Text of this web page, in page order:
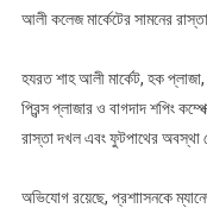
আলী কলেজ মার্কেটের সামনের
হযরত শাহ আলী মার্কেট, হক প্লাজা,
প্রিন্স প্লাজার ও বাগদাদ শপিং
রাস্তা দখল এবং ফুটপাথের অবস্থা
অভিযোগ রয়েছে, প্রশাাসনকে